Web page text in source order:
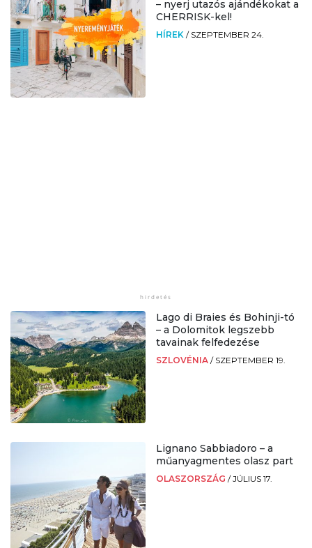
– nyerj utazós ajándékokat a
CHERRISK-kel!
HÍREK / SZEPTEMBER 24.
Lago di Braies és Bohinji-tó
– a Dolomitok legszebb
tavainak felfedezése
SZLOVÉNIA / SZEPTEMBER 19.
Lignano Sabbiadoro – a
műanyagmentes olasz part
OLASZORSZÁG /JÚLIUS 17.